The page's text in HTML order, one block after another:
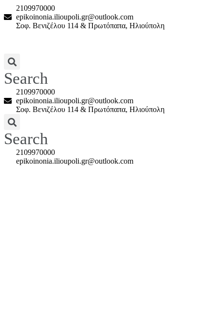
2109970000
epikoinonia.ilioupoli.gr@outlook.com
Σοφ. Βενιζέλου 114 & Πρωτόπαπα, Ηλιούπολη
Search
2109970000
epikoinonia.ilioupoli.gr@outlook.com
Σοφ. Βενιζέλου 114 & Πρωτόπαπα, Ηλιούπολη
Search
2109970000
epikoinonia.ilioupoli.gr@outlook.com